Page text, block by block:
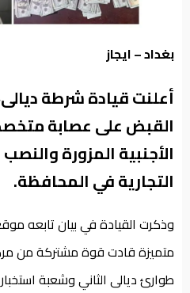
بغداد – ايجاز
أعلنت قيادة شرطة
القبض على عصابة
الأجنبية المزورة
التجارية في المحافظة.
وذكرت القيادة في بيان تابعه
متميزة قادت قوة مشتركة من
طوارئ ديالى الثاني وشعبة